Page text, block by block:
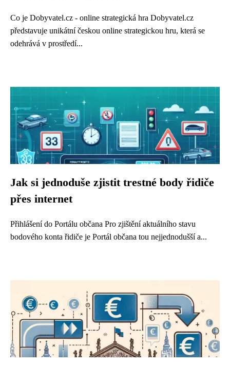
Co je Dobyvatel.cz - online strategická hra Dobyvatel.cz
představuje unikátní českou online strategickou hru, která se
odehrává v prostředí...
Jak si jednoduše zjistit trestné body řidiče
přes internet
Přihlášení do Portálu občana Pro zjištění aktuálního stavu
bodového konta řidiče je Portál občana tou nejjednodušší a...